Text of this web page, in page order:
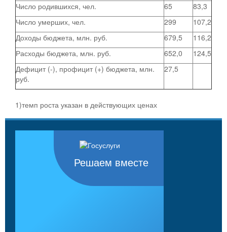
Число родившихся, чел. 65
83,3
Число умерших, чел.
299
107,2
Доходы бюджета, млн. руб.
679,5
116,2
Расходы бюджета, млн. руб.
652,0
124,5
Дефицит (-), профицит (+) бюджета, млн.
руб.
27,5
1)темп роста указан в действующих ценах
Решаем вместе